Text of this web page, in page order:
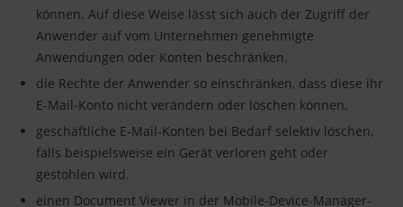
können. Auf diese Weise lässt sich auch der Zugriff der
Anwender auf vom Unternehmen genehmigte
Anwendungen oder Konten beschränken.
die Rechte der Anwender so einschränken, dass diese ihr
E-Mail-Konto nicht verändern oder löschen können.
geschäftliche E-Mail-Konten bei Bedarf selektiv löschen,
falls beispielsweise ein Gerät verloren geht oder
gestohlen wird.
einen Document Viewer in der Mobile-Device-Manager-